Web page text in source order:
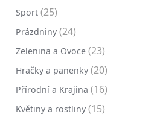
Sport (25)
Prázdniny (24)
Zelenina a Ovoce (23)
Hračky a panenky (20)
Přírodní a Krajina (16)
Květiny a rostliny (15)